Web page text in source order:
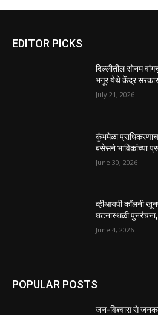
EDITOR PICKS
दिल्लीतील सोनम
भगूर येथे केंद्र
July 21, 2026
कुंभमेळा
बसेसने भाविकांच्या
June 30, 2026
व्हीआयपी कॉलनी
घटनास्थळी
June 4, 2026
POPULAR POSTS
जन-विश्वास से